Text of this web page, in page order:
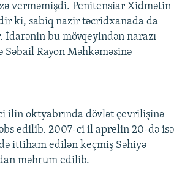
verməmişdi. Penitensiar Xidmətin
ki, sabiq nazir təcridxanada da
İdarənin bu mövqeyindən narazı
Səbail Rayon Məhkəməsinə
ilin oktyabrında dövlət çevrilişinə
edilib. 2007-ci il aprelin 20-də isə
ittiham edilən keçmiş Səhiyə
məhrum edilib.